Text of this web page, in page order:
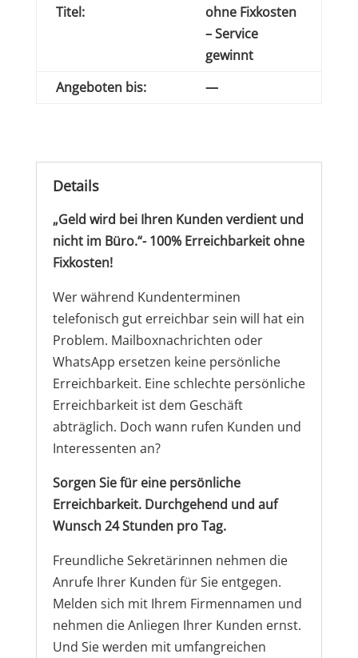
Titel:
ohne Fixkosten
– Service
gewinnt
Angeboten bis:
—
Details
„Geld wird bei Ihren Kunden verdient und
nicht im Büro.“- 100% Erreichbarkeit ohne
Fixkosten!
Wer während Kundenterminen
telefonisch gut erreichbar sein will hat ein
Problem. Mailboxnachrichten oder
WhatsApp ersetzen keine persönliche
Erreichbarkeit. Eine schlechte persönliche
Erreichbarkeit ist dem Geschäft
abträglich. Doch wann rufen Kunden und
Interessenten an?
Sorgen Sie für eine persönliche
Erreichbarkeit. Durchgehend und auf
Wunsch 24 Stunden pro Tag.
Freundliche Sekretärinnen nehmen die
Anrufe Ihrer Kunden für Sie entgegen.
Melden sich mit Ihrem Firmennamen und
nehmen die Anliegen Ihrer Kunden ernst.
Und Sie werden mit umfangreichen